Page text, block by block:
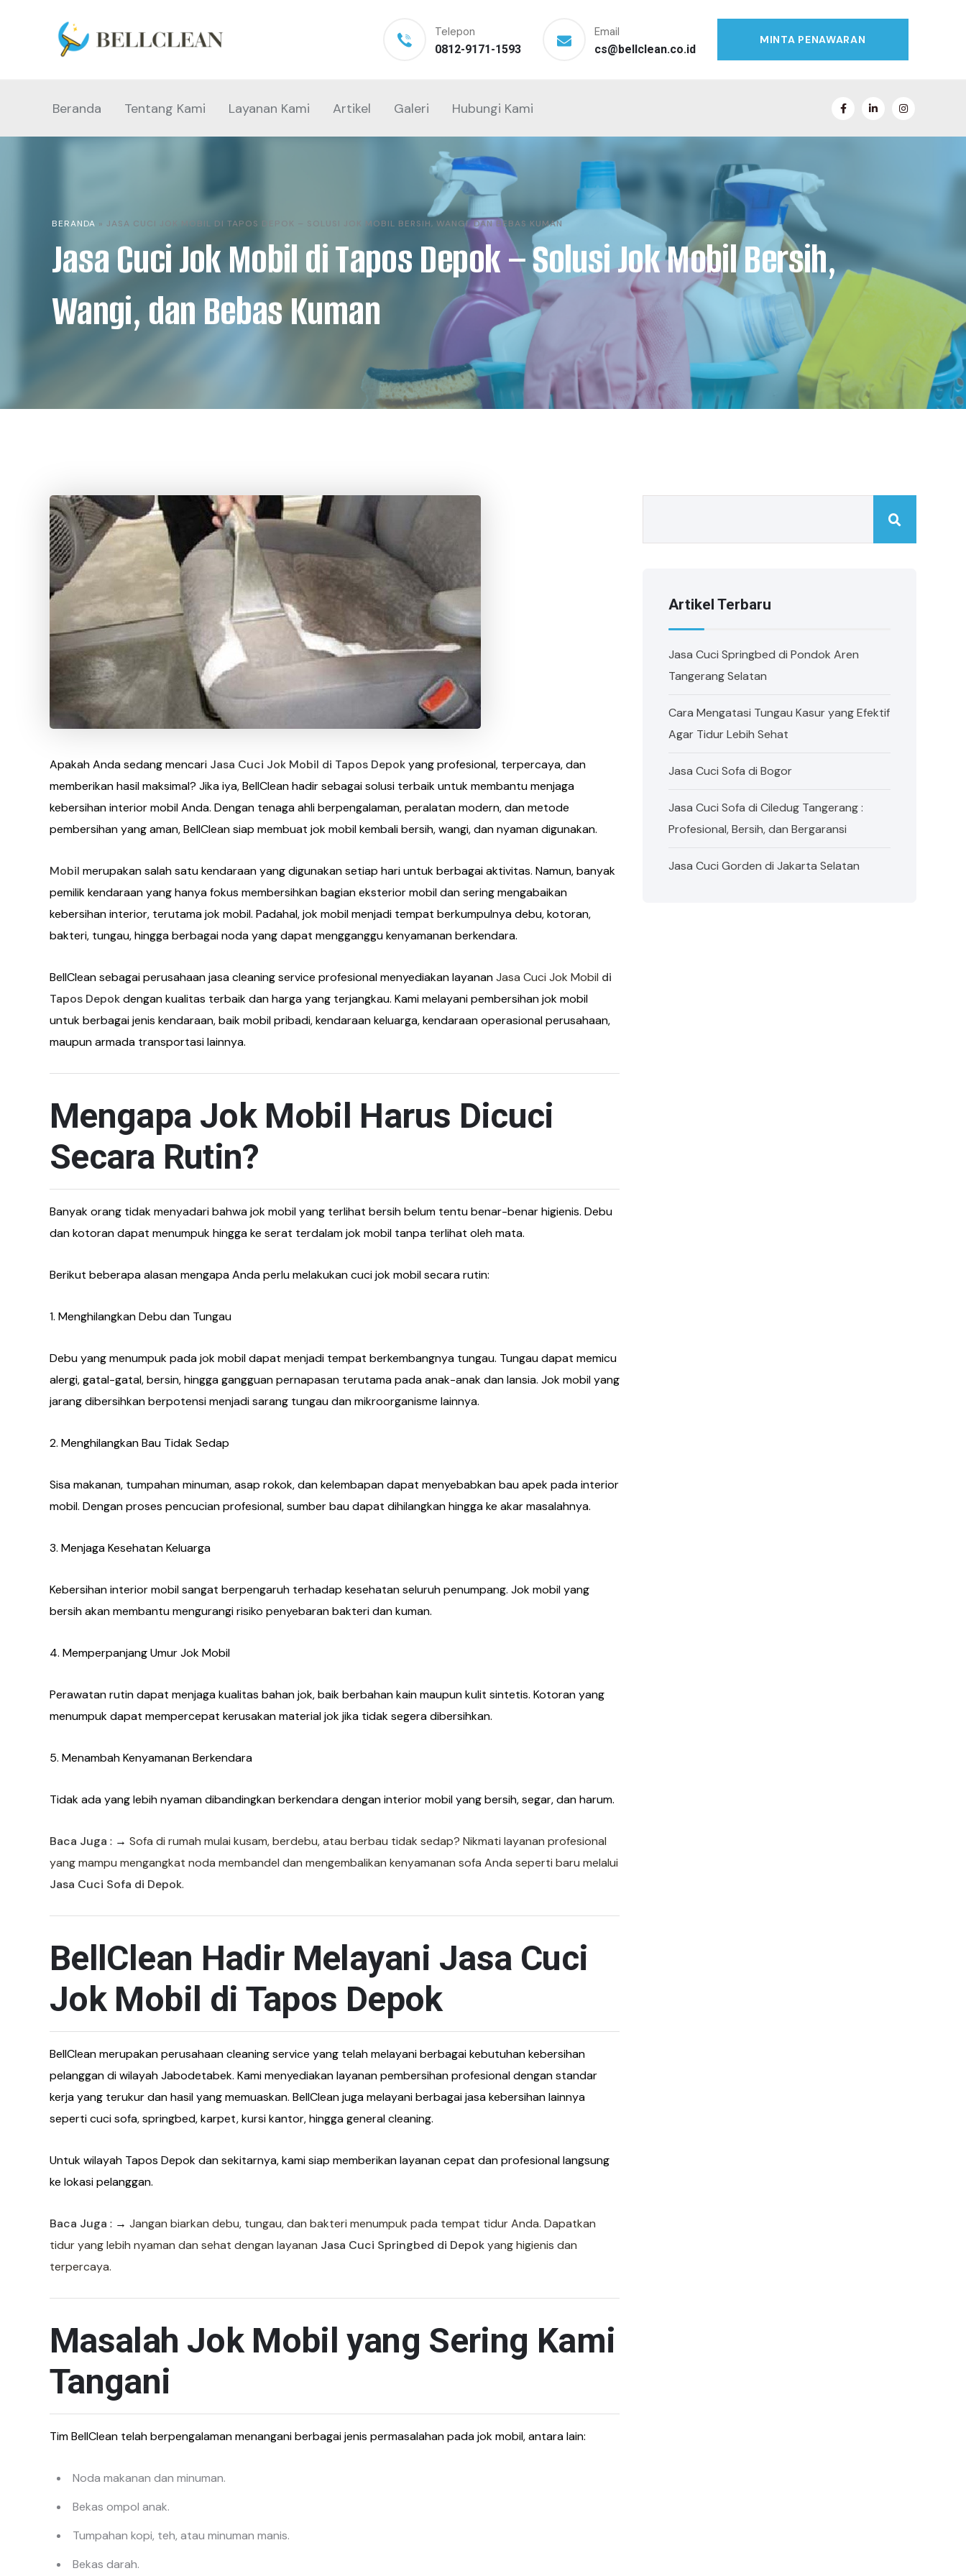
Telepon
0812-9171-1593
Email
cs@bellclean.co.id
MINTA PENAWARAN
Beranda Tentang Kami Layanan Kami Artikel Galeri Hubungi Kami
BERANDA » JASA CUCI JOK MOBIL DI TAPOS DEPOK – SOLUSI JOK MOBIL BERSIH, WANGI, DAN BEBAS KUMAN
Jasa Cuci Jok Mobil di Tapos Depok – Solusi Jok Mobil Bersih,
Wangi, dan Bebas Kuman
Apakah Anda sedang mencari Jasa Cuci Jok Mobil di Tapos Depokyang profesional, terpercaya, dan
memberikan hasil maksimal? Jika iya, BellClean hadir sebagai solusi terbaik untuk membantu menjaga
kebersihan interior mobil Anda. Dengan tenaga ahli berpengalaman, peralatan modern, dan metode
pembersihan yang aman, BellClean siap membuat jok mobil kembali bersih, wangi, dan nyaman digunakan.
Mobil merupakan salah satu kendaraan yang digunakan setiap hari untuk berbagai aktivitas. Namun, banyak
pemilik kendaraan yang hanya fokus membersihkan bagian eksterior mobil dan sering mengabaikan
kebersihan interior, terutama jok mobil. Padahal, jok mobil menjadi tempat berkumpulnya debu, kotoran,
bakteri, tungau, hingga berbagai noda yang dapat mengganggu kenyamanan berkendara.
BellClean sebagai perusahaan jasa cleaning service profesional menyediakan layananJasa Cuci Jok Mobil di
Tapos Depokdengan kualitas terbaik dan harga yang terjangkau. Kami melayani pembersihan jok mobil
untuk berbagai jenis kendaraan, baik mobil pribadi, kendaraan keluarga, kendaraan operasional perusahaan,
maupun armada transportasi lainnya.
Mengapa Jok Mobil Harus Dicuci
Secara Rutin?
Banyak orang tidak menyadari bahwa jok mobil yang terlihat bersih belum tentu benar-benar higienis. Debu
dan kotoran dapat menumpuk hingga ke serat terdalam jok mobil tanpa terlihat oleh mata.
Berikut beberapa alasan mengapa Anda perlu melakukan cuci jok mobil secara rutin:
1. Menghilangkan Debu dan Tungau
Debu yang menumpuk pada jok mobil dapat menjadi tempat berkembangnya tungau. Tungau dapat memicu
alergi, gatal-gatal, bersin, hingga gangguan pernapasan terutama pada anak-anak dan lansia. Jok mobil yang
jarang dibersihkan berpotensi menjadi sarang tungau dan mikroorganisme lainnya.
2. Menghilangkan Bau Tidak Sedap
Sisa makanan, tumpahan minuman, asap rokok, dan kelembapan dapat menyebabkan bau apek pada interior
mobil. Dengan proses pencucian profesional, sumber bau dapat dihilangkan hingga ke akar masalahnya.
3. Menjaga Kesehatan Keluarga
Kebersihan interior mobil sangat berpengaruh terhadap kesehatan seluruh penumpang. Jok mobil yang
bersih akan membantu mengurangi risiko penyebaran bakteri dan kuman.
4. Memperpanjang Umur Jok Mobil
Perawatan rutin dapat menjaga kualitas bahan jok, baik berbahan kain maupun kulit sintetis. Kotoran yang
menumpuk dapat mempercepat kerusakan material jok jika tidak segera dibersihkan.
5. Menambah Kenyamanan Berkendara
Tidak ada yang lebih nyaman dibandingkan berkendara dengan interior mobil yang bersih, segar, dan harum.
Baca Juga : → Sofa di rumah mulai kusam, berdebu, atau berbau tidak sedap? Nikmati layanan profesional
yang mampu mengangkat noda membandel dan mengembalikan kenyamanan sofa Anda seperti baru melalui
Jasa Cuci Sofa di Depok.
BellClean Hadir Melayani Jasa Cuci
Jok Mobil di Tapos Depok
BellClean merupakan perusahaan cleaning service yang telah melayani berbagai kebutuhan kebersihan
pelanggan di wilayah Jabodetabek. Kami menyediakan layanan pembersihan profesional dengan standar
kerja yang terukur dan hasil yang memuaskan. BellClean juga melayani berbagai jasa kebersihan lainnya
seperti cuci sofa, springbed, karpet, kursi kantor, hingga general cleaning.
Untuk wilayah Tapos Depok dan sekitarnya, kami siap memberikan layanan cepat dan profesional langsung
ke lokasi pelanggan.
Baca Juga : → Jangan biarkan debu, tungau, dan bakteri menumpuk pada tempat tidur Anda. Dapatkan
tidur yang lebih nyaman dan sehat dengan layanan Jasa Cuci Springbed di Depokyang higienis dan
terpercaya.
Masalah Jok Mobil yang Sering Kami
Tangani
Tim BellClean telah berpengalaman menangani berbagai jenis permasalahan pada jok mobil, antara lain:
Noda makanan dan minuman.
Bekas ompol anak.
Tumpahan kopi, teh, atau minuman manis.
Bekas darah.
Artikel Terbaru
Jasa Cuci Springbed di Pondok Aren
Tangerang Selatan
Cara Mengatasi Tungau Kasur yang Efektif
Agar Tidur Lebih Sehat
Jasa Cuci Sofa di Bogor
Jasa Cuci Sofa di Ciledug Tangerang :
Profesional, Bersih, dan Bergaransi
Jasa Cuci Gorden di Jakarta Selatan